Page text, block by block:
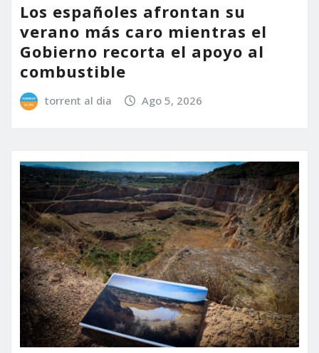
Los españoles afrontan su
verano más caro mientras el
Gobierno recorta el apoyo al
combustible
torrent al dia Ago 5, 2026